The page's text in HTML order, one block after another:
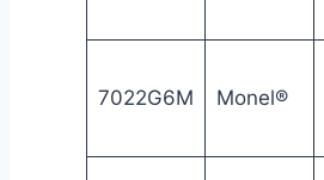
7022G6M Monel®